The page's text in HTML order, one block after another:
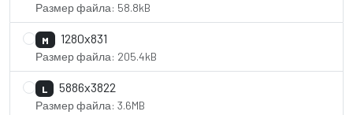
Размер файла: 58.8kB
M 1280x831
Размер файла: 205.4kB
L 5886x3822
Размер файла: 3.6MB